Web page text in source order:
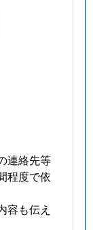
連絡先等
程度で依
容も伝え